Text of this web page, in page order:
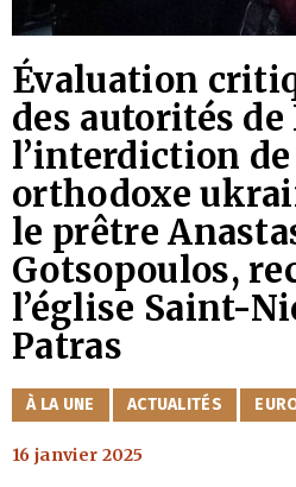
Évaluation
des autorités
l’interdiction de
orthodoxe
le prêtre
Gotsopoulos,
l’église Saint-
Patras
CATÉGORIES
À LA UNE ACTUALITÉS
16 janvier 2025